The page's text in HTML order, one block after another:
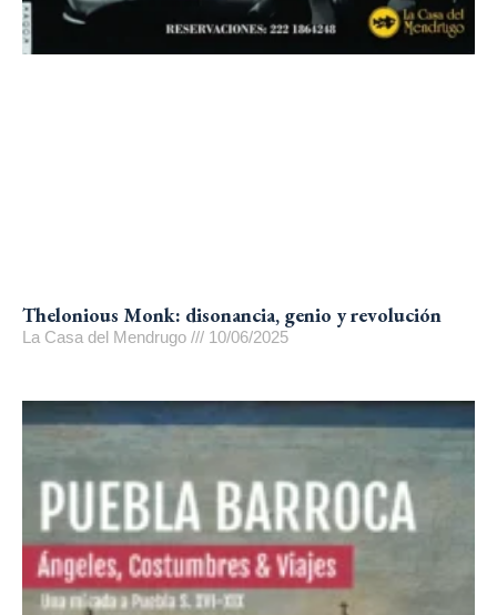
Thelonious Monk: disonancia, genio y revolución
La Casa del Mendrugo 10/06/2025